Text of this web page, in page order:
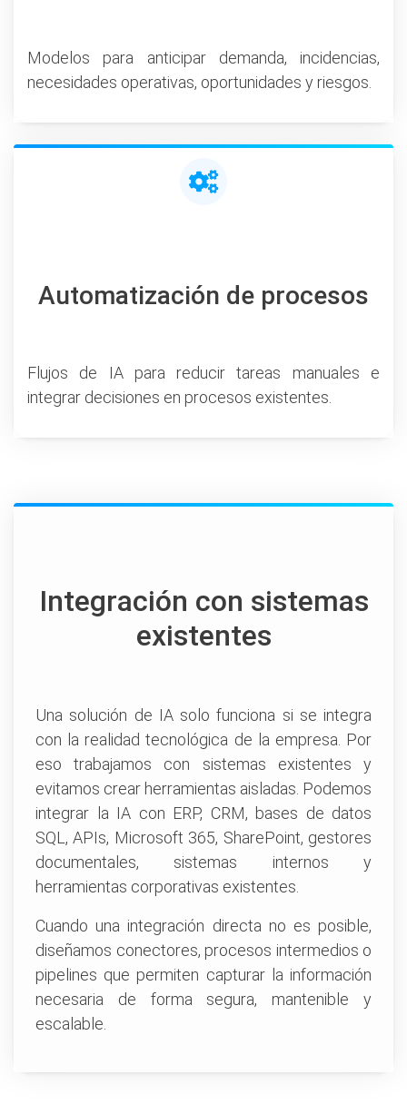
Modelos para anticipar demanda, incidencias,
necesidades operativas, oportunidades y riesgos.
Automatización de procesos
Flujos de IA para reducir tareas manuales e
integrar decisiones en procesos existentes.
Integración con sistemas
existentes
Una solución de IA solo funciona si se integra
con la realidad tecnológica de la empresa. Por
eso trabajamos con sistemas existentes y
evitamos crear herramientas aisladas. Podemos
integrar la IA con ERP, CRM, bases de datos
SQL, APIs, Microsoft 365, SharePoint, gestores
documentales, sistemas internos y
herramientas corporativas existentes.
Cuando una integración directa no es posible,
diseñamos conectores, procesos intermedios o
pipelines que permiten capturar la información
necesaria de forma segura, mantenible y
escalable.